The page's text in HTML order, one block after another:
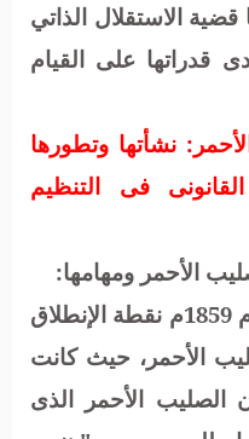
قضية الاستقلال الذاتي
قدراتها على القيام
نشأتها وتطورها
فى التنظيم
الأحمر ومهامها:
تمثل موقعة سولفرينو عام 1859م نقطة الإنطلاق
الأحمر، حيث كانت
الصليب الأحمر الذى